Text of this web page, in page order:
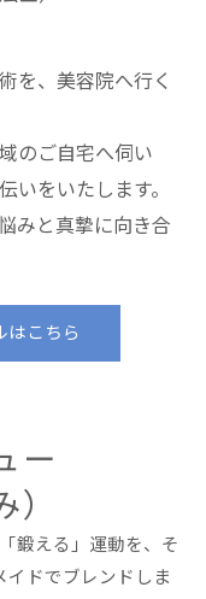
を、美容院へ行く
のご自宅へ伺い
いをいたします。
みと真摯に向き合
はこちら
ー
）
鍛える」運動を、そ
イドでブレンドしま